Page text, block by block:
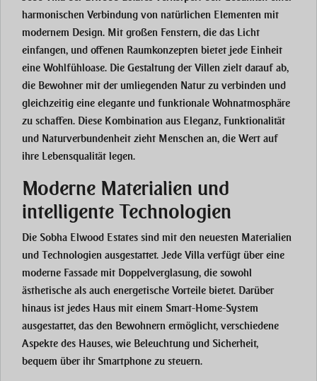
harmonischen Verbindung von natürlichen Elementen mit
modernem Design. Mit großen Fenstern, die das Licht
einfangen, und offenen Raumkonzepten bietet jede Einheit
eine Wohlfühloase. Die Gestaltung der Villen zielt darauf ab,
die Bewohner mit der umliegenden Natur zu verbinden und
gleichzeitig eine elegante und funktionale Wohnatmosphäre
zu schaffen. Diese Kombination aus Eleganz, Funktionalität
und Naturverbundenheit zieht Menschen an, die Wert auf
ihre Lebensqualität legen.
Moderne Materialien und
intelligente Technologien
Die Sobha Elwood Estates sind mit den neuesten Materialien
und Technologien ausgestattet. Jede Villa verfügt über eine
moderne Fassade mit Doppelverglasung, die sowohl
ästhetische als auch energetische Vorteile bietet. Darüber
hinaus ist jedes Haus mit einem Smart-Home-System
ausgestattet, das den Bewohnern ermöglicht, verschiedene
Aspekte des Hauses, wie Beleuchtung und Sicherheit,
bequem über ihr Smartphone zu steuern.